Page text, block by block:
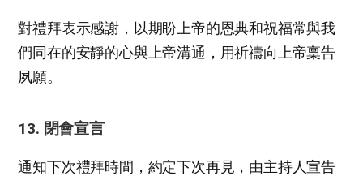
對禮拜表示感謝，以期盼上帝的恩典和祝福常與我
們同在的安靜的心與上帝溝通，用祈禱向上帝稟告
夙願。
13. 閉會宣言
通知下次禮拜時間，約定下次再見，由主持人宣告